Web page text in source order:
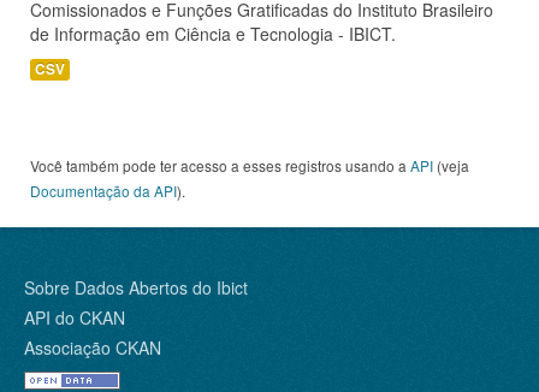
Comissionados e Funções Gratificadas do Instituto Brasileiro
de Informação em Ciência e Tecnologia - IBICT.
CSV
Você também pode ter acesso a esses registros usando a API (veja
Documentação da API).
Sobre Dados Abertos do Ibict
API do CKAN
Associação CKAN